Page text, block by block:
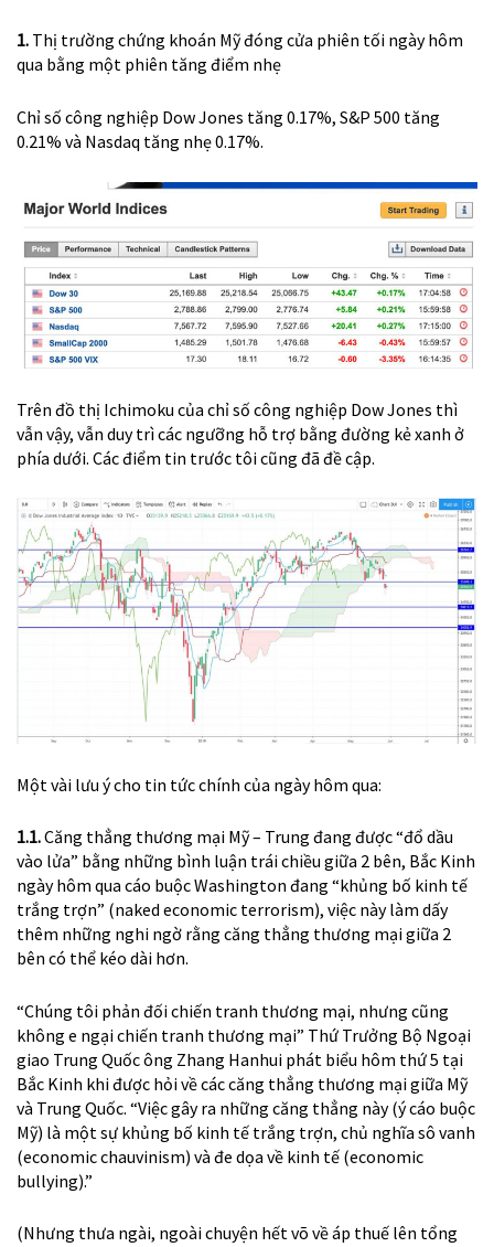
1. Thị trường chứng khoán Mỹ đóng cửa phiên tối ngày hôm
qua bằng một phiên tăng điểm nhẹ
Chỉ số công nghiệp Dow Jones tăng 0.17%, S&P 500 tăng
0.21% và Nasdaq tăng nhẹ 0.17%.
Trên đồ thị Ichimoku của chỉ số công nghiệp Dow Jones thì
vẫn vậy, vẫn duy trì các ngưỡng hỗ trợ bằng đường kẻ xanh ở
phía dưới. Các điểm tin trước tôi cũng đã đề cập.
Một vài lưu ý cho tin tức chính của ngày hôm qua:
1.1.Căng thẳng thương mại Mỹ – Trung đang được “đổ dầu
vào lửa” bằng những bình luận trái chiều giữa 2 bên, Bắc Kinh
ngày hôm qua cáo buộc Washington đang “khủng bố kinh tế
trắng trợn” (naked economic terrorism), việc này làm dấy
thêm những nghi ngờ rằng căng thẳng thương mại giữa 2
bên có thể kéo dài hơn.
“Chúng tôi phản đối chiến tranh thương mại, nhưng cũng
không e ngại chiến tranh thương mại” Thứ Trưởng Bộ Ngoại
giao Trung Quốc ông Zhang Hanhui phát biểu hôm thứ 5 tại
Bắc Kinh khi được hỏi về các căng thẳng thương mại giữa Mỹ
và Trung Quốc. “Việc gây ra những căng thẳng này (ý cáo buộc
Mỹ) là một sự khủng bố kinh tế trắng trợn, chủ nghĩa sô vanh
(economic chauvinism) và đe dọa về kinh tế (economic
bullying).”
(Nhưng thưa ngài, ngoài chuyện hết võ về áp thuế lên tổng